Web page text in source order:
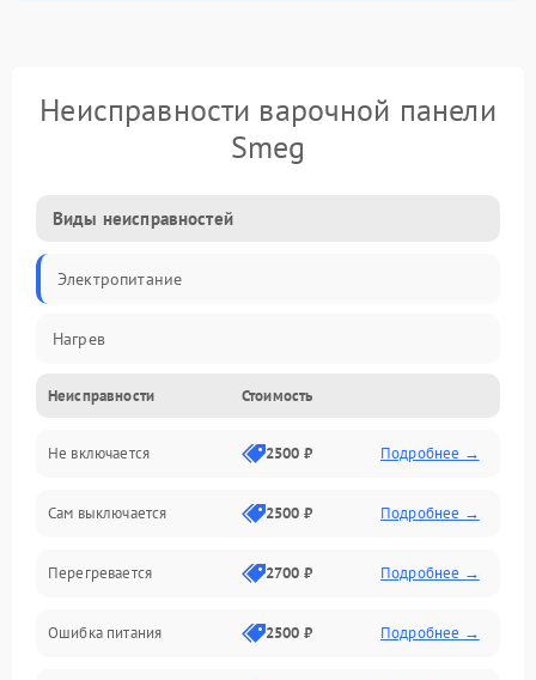
Неисправности варочной панели
Smeg
Виды неисправностей
Электропитание
Нагрев
Неисправности Стоимость
Не включается 2500 ₽ Подробнее →
Сам выключается 2500 ₽ Подробнее →
Перегревается 2700 ₽ Подробнее →
Ошибка питания 2500 ₽ Подробнее →